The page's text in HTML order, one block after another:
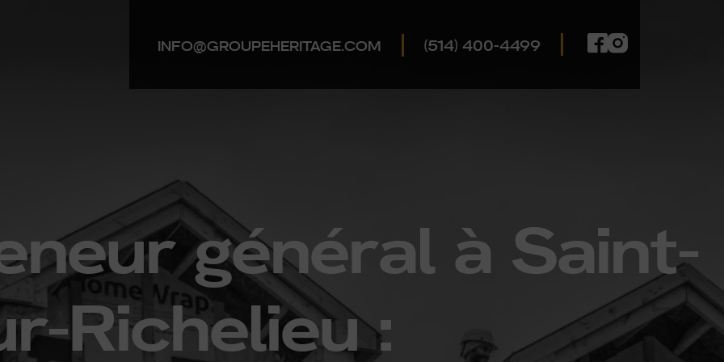
INFO@GROUPEHERITAGE.COM (514) 400-4499
général à Saint-
Richelieu :